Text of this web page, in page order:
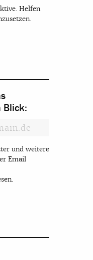
Helfen
Blick:
und weitere
Email